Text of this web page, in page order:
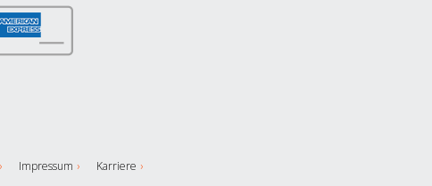
Impressum Karriere